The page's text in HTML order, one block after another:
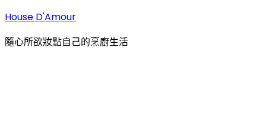
House D'Amour
隨心所欲妝點自己的烹廚生活